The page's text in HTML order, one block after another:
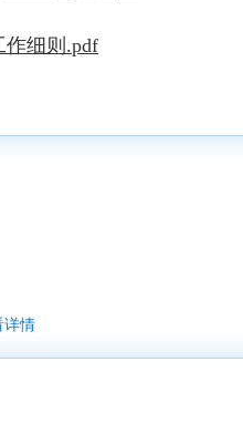
作细则.pdf
详情